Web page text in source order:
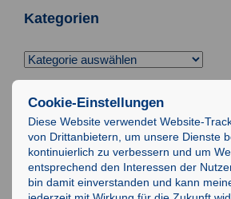
Kategorien
Kategorien
nach:
Impressum
Datenschutz
AGB
Cookie-Einstellungen
Diese Website verwendet Website-
von Drittanbietern, um unsere Dienste
kontinuierlich zu verbessern und um
entsprechend den Interessen der
bin damit einverstanden und kann